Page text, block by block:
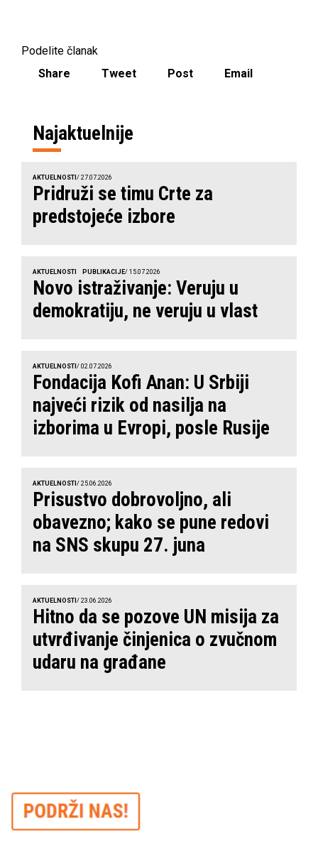
Podelite članak
Share
Tweet Post Email
Najaktuelnije
AKTUELNOSTI / 27.07.2026
Pridruži se timu Crte za
predstojeće izbore
AKTUELNOSTI PUBLIKACIJE/ 15.07.2026
Novo istraživanje: Veruju u
demokratiju, ne veruju u vlast
AKTUELNOSTI / 02.07.2026
Fondacija Kofi Anan: U Srbiji
najveći rizik od nasilja na
izborima u Evropi, posle Rusije
AKTUELNOSTI / 25.06.2026
Prisustvo dobrovoljno, ali
obavezno; kako se pune redovi
na SNS skupu 27. juna
AKTUELNOSTI / 23.06.2026
Hitno da se pozove UN misija za
utvrđivanje činjenica o zvučnom
udaru na građane